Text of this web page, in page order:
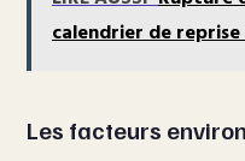
calendrier de
Les facteurs